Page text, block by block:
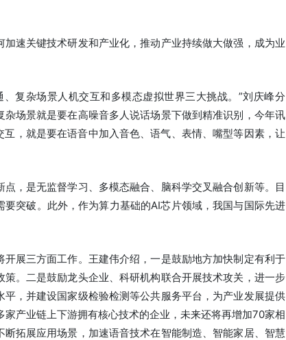
速关键技术研发和产业化，推动产业持续做大做强，成为业
复杂场景人机交互和多模态虚拟世界三大挑战。”刘庆峰分
场景就是要在高噪音多人说话场景下做到精准识别，今年讯
，就是要在语音中加入音色、语气、表情、嘴型等因素，让
点，是无监督学习、多模态融合、脑科学交叉融合创新等。目
突破。此外，作为算力基础的AI芯片领域，我国与国际先进
展三方面工作。王建伟介绍，一是鼓励地方加快制定有利于
。二是鼓励龙头企业、科研机构联合开展技术攻关，进一步
，并建设国家级检验检测等公共服务平台，为产业发展提供
家产业链上下游拥有核心技术的企业，未来还将再增加70家相
拓展应用场景，加速语音技术在智能制造、智能家居、智慧